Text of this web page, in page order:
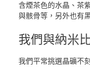
含煙茶色的水晶、茶
與骸骨等，另外也有
我們與納米
我們平常挑選晶礦不